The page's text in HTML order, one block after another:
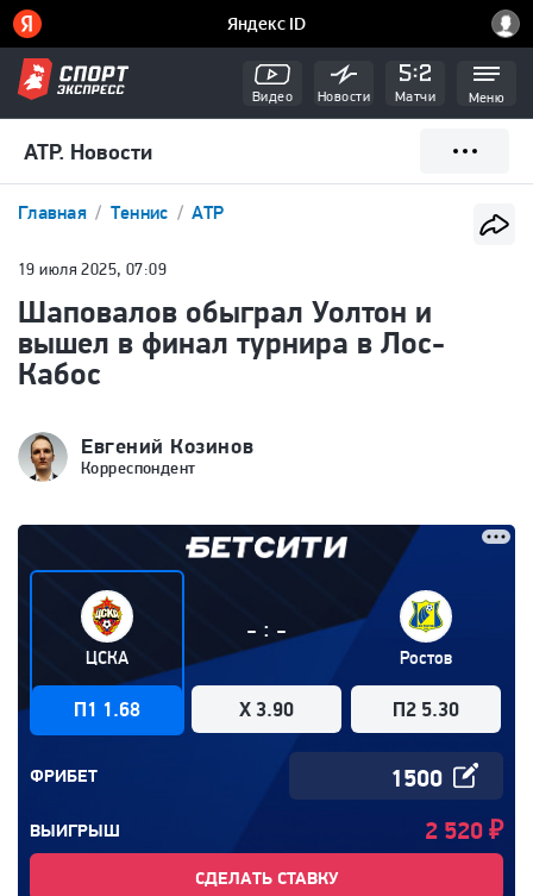
Видео Новости Матчи Меню
ATP. Новости
Главная Теннис ATP
19 июля 2025, 07:09
Шаповалов обыграл Уолтон и
вышел в финал турнира в Лос-
Кабос
Евгений Козинов
Корреспондент
ЦСКА
П1 1.68
- : -
X 3.90
Ростов
П2 5.30
ФРИБЕТ
ВЫИГРЫШ 2 520 ₽
СДЕЛАТЬ СТАВКУ